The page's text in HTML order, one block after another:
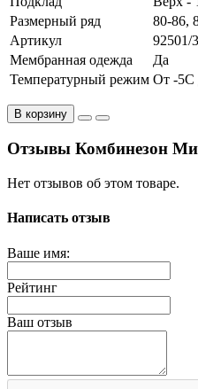
Размерный ряд
80-86,
Артикул
92501/
Мембранная одежда
Да
Температурный режим От -5С
В корзину
Отзывы Комбинезон
Нет отзывов об этом товаре.
Написать отзыв
Ваше имя:
Рейтинг
Ваш отзыв